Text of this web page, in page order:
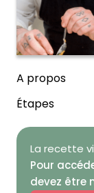
A propos
Étapes
La recette
Pour
devez être